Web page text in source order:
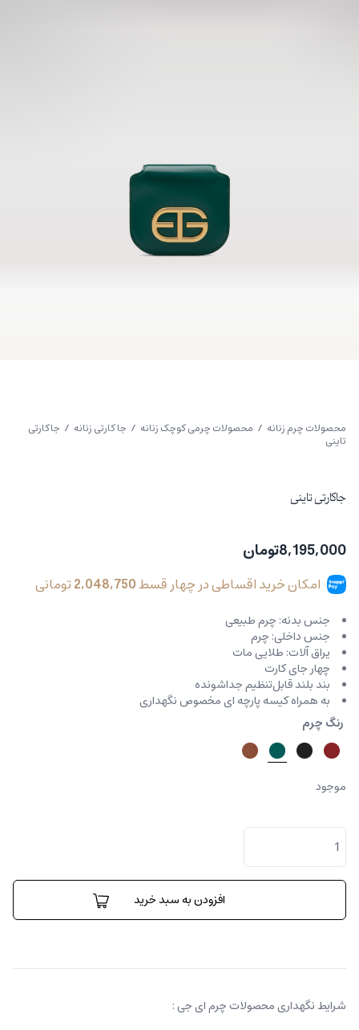
محصولات چرم زنانه / محصولات چرمی کوچک زنانه / جا کارتی زنانه / جاکارتی
تاینی
جاکارتی تاینی
8,195,000تومان
امکان خرید اقساطی در چهار قسط2,048,750تومانی
جنس بدنه: چرم طبیعی
جنس داخلی: چرم
یراق آلات: طلایی مات
چهار جای کارت
بند بلند قابل‌تنظیم جداشونده
به همراه کیسه پارچه ای مخصوص نگهداری
رنگ چرم
موجود
جاکارتی
تاینی
عدد
افزودن به سبد خرید
شرایط نگهداری محصولات چرم ای جی :